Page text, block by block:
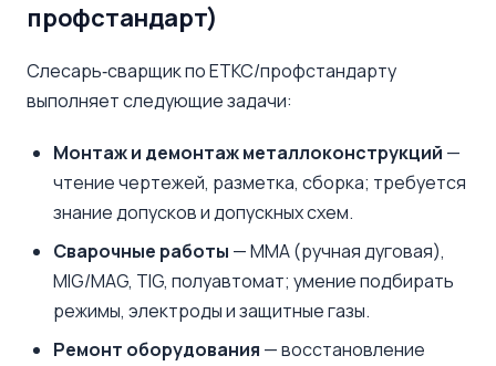
профстандарт)
Слесарь‑сварщик по ЕТКС/профстандарту
выполняет следующие задачи:
Монтаж и демонтаж металлоконструкций —
чтение чертежей, разметка, сборка; требуется
знание допусков и допускных схем.
Сварочные работы — MMA (ручная дуговая),
MIG/MAG, TIG, полуавтомат; умение подбирать
режимы, электроды и защитные газы.
Ремонт оборудования — восстановление